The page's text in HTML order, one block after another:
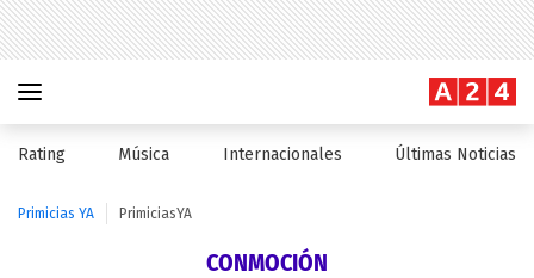
Rating Música Internacionales Últimas Noticias
Primicias YA PrimiciasYA
CONMOCIÓN